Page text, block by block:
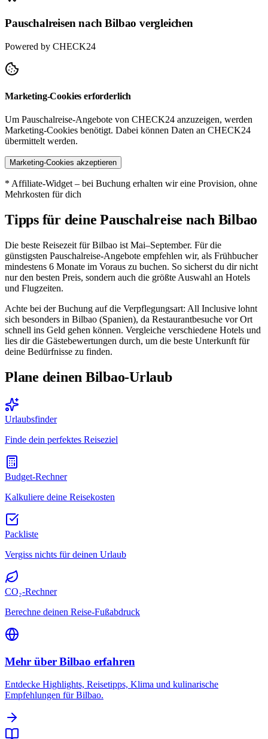
Pauschalreisen nach Bilbao vergleichen
Powered by CHECK24
Marketing-Cookies erforderlich
Um Pauschalreise-Angebote von CHECK24 anzuzeigen, werden
Marketing-Cookies benötigt. Dabei können Daten an CHECK24
übermittelt werden.
Marketing-Cookies akzeptieren
* Affiliate-Widget – bei Buchung erhalten wir eine Provision, ohne
Mehrkosten für dich
Tipps für deine Pauschalreise nach Bilbao
Die beste Reisezeit für Bilbao ist Mai–September. Für die
günstigsten Pauschalreise-Angebote empfehlen wir, als Frühbucher
mindestens 6 Monate im Voraus zu buchen. So sicherst du dir nicht
nur den besten Preis, sondern auch die größte Auswahl an Hotels
und Flugzeiten.
Achte bei der Buchung auf die Verpflegungsart: All Inclusive lohnt
sich besonders in Bilbao (Spanien), da Restaurantbesuche vor Ort
schnell ins Geld gehen können. Vergleiche verschiedene Hotels und
lies dir die Gästebewertungen durch, um die beste Unterkunft für
deine Bedürfnisse zu finden.
Plane deinen Bilbao-Urlaub
Urlaubsfinder
Finde dein perfektes Reiseziel
Budget-Rechner
Kalkuliere deine Reisekosten
Packliste
Vergiss nichts für deinen Urlaub
CO₂-Rechner
Berechne deinen Reise-Fußabdruck
Mehr über Bilbao erfahren
Entdecke Highlights, Reisetipps, Klima und kulinarische
Empfehlungen für Bilbao.